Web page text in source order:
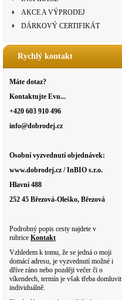
AKCE A VÝPRODEJ
DÁRKOVÝ CERTIFIKÁT
Rychlý kontakt
Máte dotaz?
Kontaktujte Evu...
+420 603 910 496
info@dobrodej.cz
Osobní vyzvednutí objednávek:
www.dobrodej.cz / InBIO s.r.o.
Hlavní 488
252 45 Březová-Oleško, Březová
Podrobný popis cesty najdete v
rubrice Kontakt
Vzhledem k tomu, že se jedná o moji
domácí adresu, je vyzvednutí možné i
dříve ráno nebo později večer či o
víkendech, termín je však třeba domluvit
individuálně.